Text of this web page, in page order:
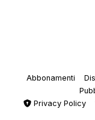
Abbonamenti
Privacy Policy